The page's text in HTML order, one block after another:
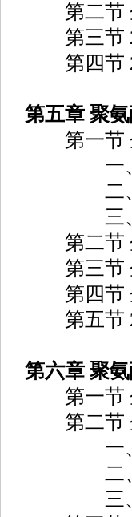
第二节
第三节
第四节
第五章 聚
第一节
一、设
二、企
三、企
第二节
第三节
第四节
第五节
第六章 聚
第一节
第二节
一、
二、区
三、区